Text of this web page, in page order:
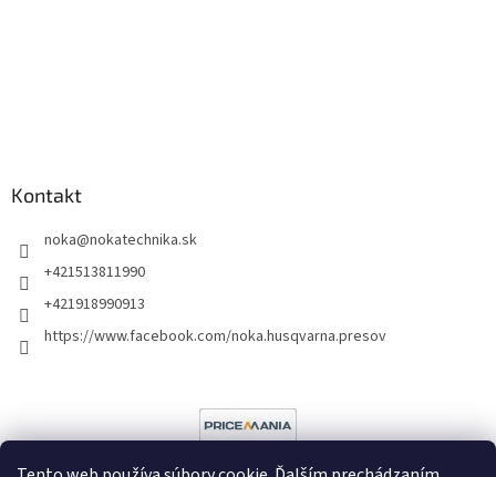
Kontakt
noka@nokatechnika.sk
+421513811990
+421918990913
https://www.facebook.com/noka.husqvarna.presov